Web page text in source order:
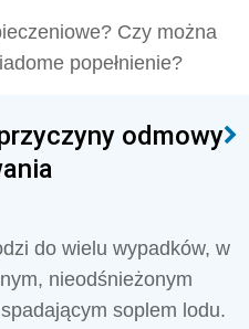
Czy można
popełnienie?
odmowy
do wielu wypadków, w
nieodśnieżonym
soplem lodu.